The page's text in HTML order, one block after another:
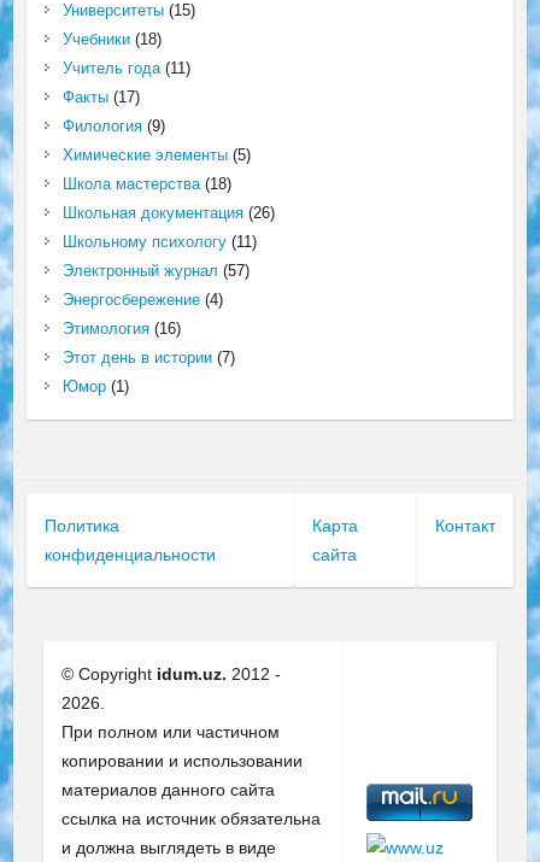
Университеты(15)
Учебники(18)
Учитель года(11)
Факты(17)
Филология(9)
Химические элементы(5)
Школа мастерства(18)
Школьная документация(26)
Школьному психологу(11)
Электронный журнал (57)
Энергосбережение(4)
Этимология(16)
Этот день в истории(7)
Юмор(1)
Политика
конфиденциальности
Карта
сайта
Контакт
© Copyright idum.uz. 2012 -
2026.
При полном или частичном
копировании и использовании
материалов данного сайта
ссылка на источник обязательна
и должна выглядеть в виде